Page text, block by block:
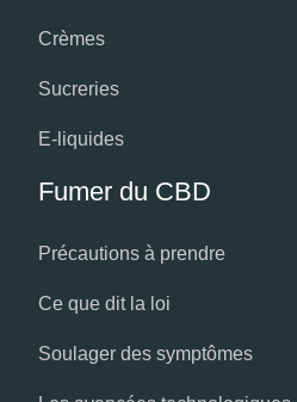
Crèmes
Sucreries
E-liquides
Fumer du CBD
Précautions à prendre
Ce que dit la loi
Soulager des symptômes